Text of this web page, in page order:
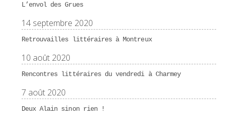
L’envol des Grues
14 septembre 2020
Retrouvailles littéraires à Montreux
10 août 2020
Rencontres littéraires du vendredi à Charmey
7 août 2020
Deux Alain sinon rien !